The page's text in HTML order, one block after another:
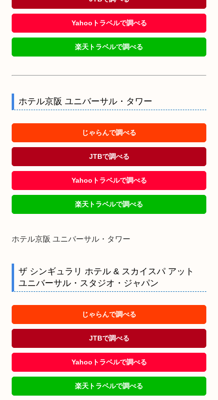
Yahooトラベルで調べる
楽天トラベルで調べる
ホテル京阪 ユニバーサル・タワー
じゃらんで調べる
JTBで調べる
Yahooトラベルで調べる
楽天トラベルで調べる
ホテル京阪 ユニバーサル・タワー
ザ シンギュラリ ホテル & スカイスパ アット
ユニバーサル・スタジオ・ジャパン
じゃらんで調べる
JTBで調べる
Yahooトラベルで調べる
楽天トラベルで調べる